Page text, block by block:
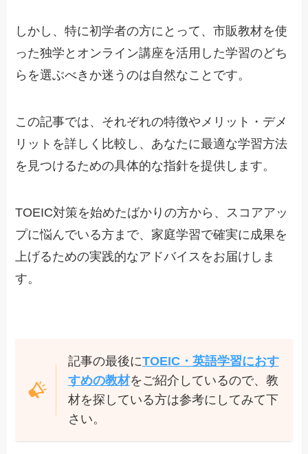
しかし、特に初学者の方にとって、市販教材を使
った独学とオンライン講座を活用した学習のどち
らを選ぶべきか迷うのは自然なことです。
この記事では、それぞれの特徴やメリット・デメ
リットを詳しく比較し、あなたに最適な学習方法
を見つけるための具体的な指針を提供します。
TOEIC対策を始めたばかりの方から、スコアアッ
プに悩んでいる方まで、家庭学習で確実に成果を
上げるための実践的なアドバイスをお届けしま
す。
記事の最後にTOEIC・英語学習におす
すめの教材をご紹介しているので、教
材を探している方は参考にしてみて下
さい。